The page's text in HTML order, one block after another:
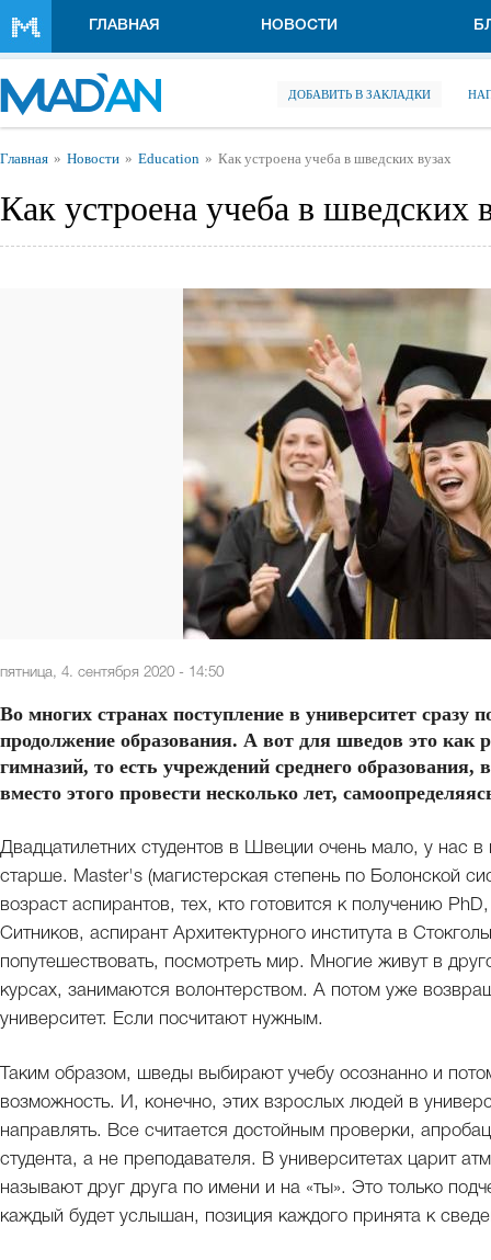
ГЛАВНАЯ НОВОСТИ
ДОБАВИТЬ В ЗАКЛАДКИ
Вы здесь
Главная Новости Education Как устроена учеба в шведских вузах
Как устроена учеба в шведских
пятница, 4. сентября 2020 - 14:50
Во многих странах поступление в университет сразу
продолжение образования. А вот для шведов это
гимназий, то есть учреждений среднего образования,
вместо этого провести несколько лет,
Двадцатилетних студентов в Швеции очень мало, у нас в
старше. Master's (магистерская степень по Болонской
возраст аспирантов, тех, кто готовится к получению
Ситников, аспирант Архитектурного института в
попутешествовать, посмотреть мир. Многие живут в
курсах, занимаются волонтерством. А потом уже
университет. Если посчитают нужным.
Таким образом, шведы выбирают учебу осознанно и
возможность. И, конечно, этих взрослых людей в
направлять. Все считается достойным проверки,
студента, а не преподавателя. В университетах царит
называют друг друга по имени и на «ты». Это только
каждый будет услышан, позиция каждого принята к